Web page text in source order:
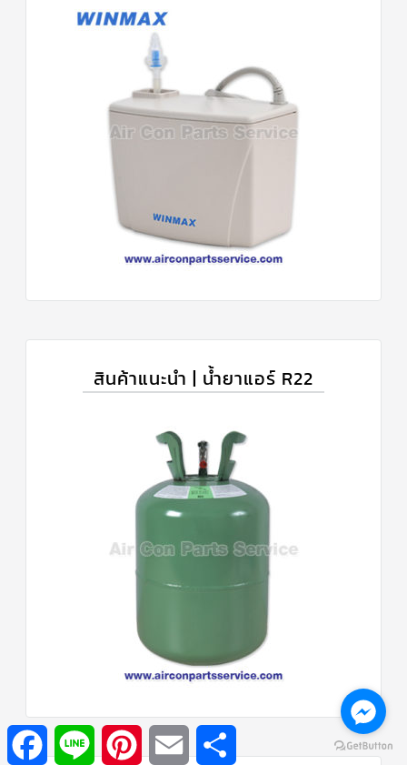
สินค้าแนะนำ | น้ำยาแอร์ R22
Facebook Line Pinterest Email